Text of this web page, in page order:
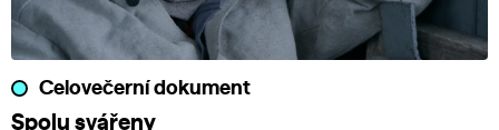
Celovečerní dokument
Spolu svářeny